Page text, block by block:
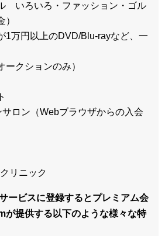
いろいろ・ファッション・ゴル
1万円以上のDVD/Blu-rayなど、一
ークションのみ）
サロン（Webブラウザからの入会
リニック
ービスに登録するとプレミアム会
が提供する以下のような様々な特